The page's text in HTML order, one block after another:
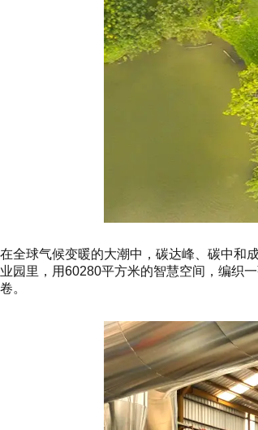
在全球气候变暖的大潮中，碳达峰、碳中和
业园里，用60280平方米的智慧空间，编织
卷。